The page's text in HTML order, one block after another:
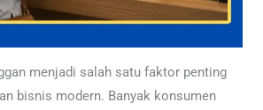
menjadi salah satu faktor penting
bisnis modern. Banyak konsumen